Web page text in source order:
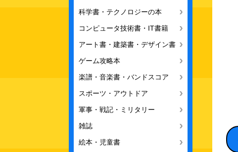
科学書・テクノロジーの本
コンピュータ技術書・IT書籍
アート書・建築書・デザイン書
ゲーム攻略本
楽譜・音楽書・バンドスコア
スポーツ・アウトドア
軍事・戦記・ミリタリー
雑誌
絵本・児童書